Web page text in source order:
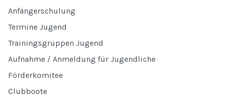
Anfängerschulung
Termine Jugend
Trainingsgruppen Jugend
Aufnahme / Anmeldung für Jugendliche
Förderkomitee
Clubboote